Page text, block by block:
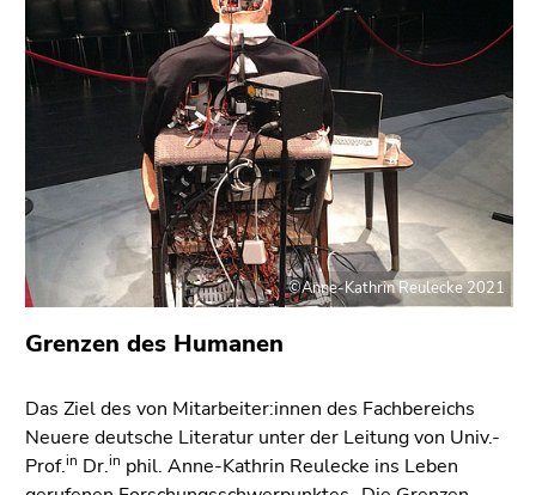
Sie diesen
Link.
(Zugriffstaste
Zur
Positionsanzeige
(Zugriffstaste
2)
Zur
(Zugriffstaste
3)
Zur
Unternavigation
Grenzen des Humanen
Das Ziel des von Mitarbeiter:innen des Fachbereichs
Neuere deutsche Literatur unter der Leitung von Univ.-
Prof.in Dr.in phil. Anne-Kathrin Reulecke ins Leben
©Anne-Kathrin Reulecke 2021